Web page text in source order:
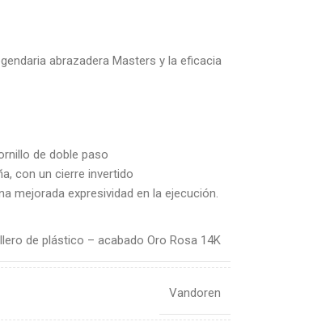
abrazadera Masters y la eficacia
de doble paso
con un cierre invertido
mejorada expresividad en la ejecución.
de plástico – acabado Oro Rosa 14K
Vandoren